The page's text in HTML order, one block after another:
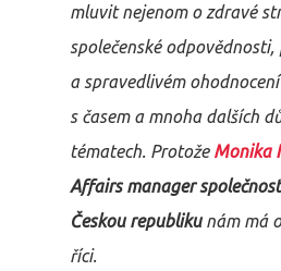
mluvit nejenom o zdravé
společenské
a spravedlivém
s časem a mnoha dalších
tématech. Protože Monika
Affairs manager
Českou republikunám má
říci.